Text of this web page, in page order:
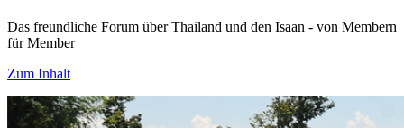
Das freundliche Forum über Thailand und den Isaan - von Membern
für Member
Zum Inhalt